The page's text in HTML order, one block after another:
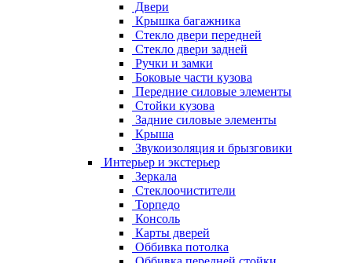
Двери
Крышка багажника
Стекло двери передней
Стекло двери задней
Ручки и замки
Боковые части кузова
Передние силовые элементы
Стойки кузова
Задние силовые элементы
Крыша
Звукоизоляция и брызговики
Интерьер и экстерьер
Зеркала
Стеклоочистители
Торпедо
Консоль
Карты дверей
Оббивка потолка